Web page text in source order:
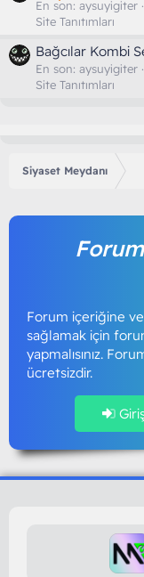
En son: aysuyigiter
Site Tanıtımları
Bağcılar Kombi
En son: aysuyigiter
Site Tanıtımları
Siyaset Meydanı
Forum içeriğine
sağlamak için
yapmalısınız.
ücretsizdir.